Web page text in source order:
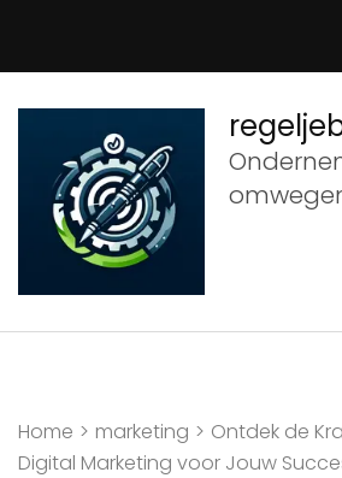
inhoud
(druk
Enter)
Home > marketing > Ontdek de
Digital Marketing voor Jouw